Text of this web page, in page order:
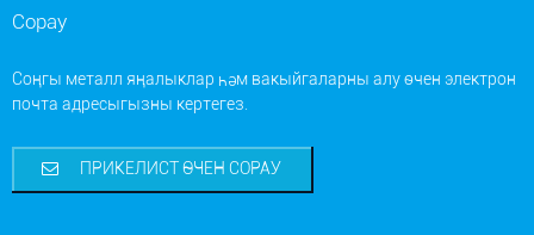
Сорау
Соңгы металл яңалыклар һәм вакыйгаларны алу өчен электрон
почта адресыгызны кертегез.
ПРИКЕЛИСТ ӨЧЕН СОРАУ